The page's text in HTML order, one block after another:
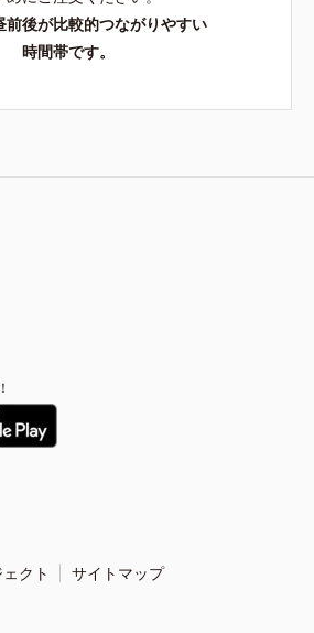
前後が比較的つながりやすい
時間帯です。
クト サイトマップ